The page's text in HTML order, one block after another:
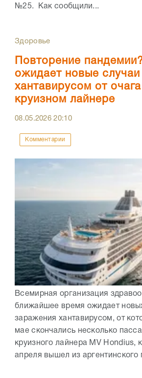
№25. Как сообщили...
Здоровье
Повторение
ожидает новые
хантавирусом от
круизном лайнере
08.05.202620:10
Комментарии
Всемирная организация
ближайшее время ожидает
заражения хантавирусом, от
мае скончались несколько
круизного лайнера MV Hondius,
апреля вышел из аргентинского